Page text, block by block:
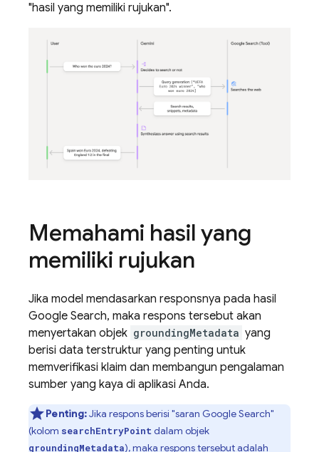
"hasil yang memiliki rujukan".
Memahami hasil yang
memiliki rujukan
Jika model mendasarkan responsnya pada hasil
Google Search, maka respons tersebut akan
menyertakan objek groundingMetadata yang
berisi data terstruktur yang penting untuk
memverifikasi klaim dan membangun pengalaman
sumber yang kaya di aplikasi Anda.
Penting:Jika respons berisi "saran Google Search"
(kolom searchEntryPoint dalam objek
groundingMetadata), maka respons tersebut adalah